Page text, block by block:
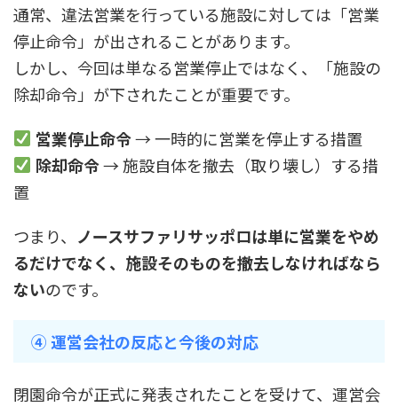
通常、違法営業を行っている施設に対しては「営業
停止命令」が出されることがあります。
しかし、今回は単なる営業停止ではなく、「施設の
除却命令」が下されたことが重要です。
営業停止命令→ 一時的に営業を停止する措置
除却命令→ 施設自体を撤去（取り壊し）する措
置
つまり、 ノースサファリサッポロは単に営業をやめ
るだけでなく、施設そのものを撤去しなければなら
ないのです。
④ 運営会社の反応と今後の対応
閉園命令が正式に発表されたことを受けて、運営会